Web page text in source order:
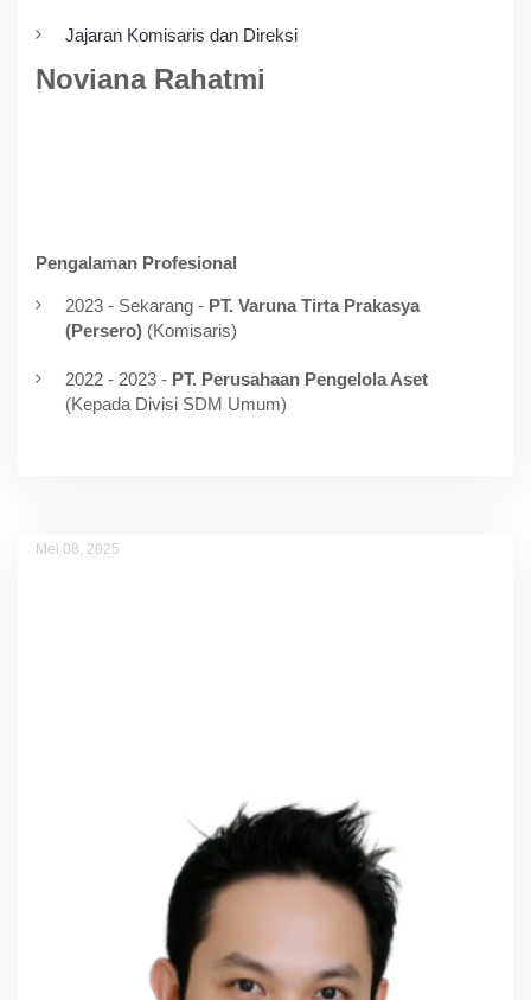
Jajaran Komisaris dan Direksi
Noviana Rahatmi
Pengalaman Profesional
2023 - Sekarang - PT. Varuna Tirta Prakasya
(Persero) (Komisaris)
2022 - 2023 - PT. Perusahaan Pengelola Aset
(Kepada Divisi SDM Umum)
Mei 08, 2025